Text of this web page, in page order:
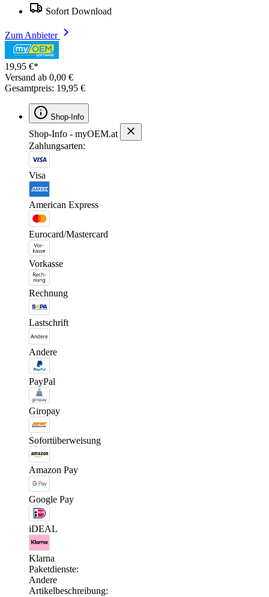
Sofort Download
Zum Anbieter
19,95 €*
Versand ab 0,00 €
Gesamtpreis: 19,95 €
Shop-Info
Shop-Info - myOEM.at
Zahlungsarten:
Visa
American Express
Eurocard/Mastercard
Vorkasse
Rechnung
Lastschrift
Andere
PayPal
Giropay
Sofortüberweisung
Amazon Pay
Google Pay
iDEAL
Klarna
Paketdienste:
Andere
Artikelbeschreibung: